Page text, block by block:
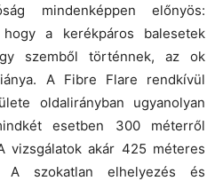
mindenképpen előnyös:
a kerékpáros balesetek
szemből történnek, az ok
A Fibre Flare rendkívül
oldalirányban ugyanolyan
esetben 300 méterről
vizsgálatok akár 425 méteres
A szokatlan elhelyezés és